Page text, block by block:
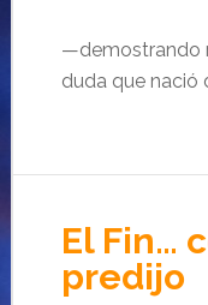
—demostrando
duda que nació
El Fin…
predijo